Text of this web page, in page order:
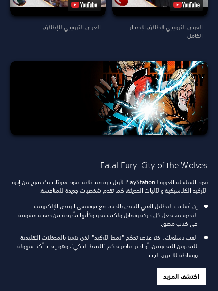
العرض الترويجي للإطلاق
العرض الترويجي لإطلاق الإصدار
الكامل
Fatal Fury: City of the Wolves
تعود السلسلة العزيزة لـ‏PlayStation لأول مرة منذ ثلاثة عقود تقريبًا، حيث تمزج بين إثارة
الآركيد الكلاسيكية والآليات الحديثة، كما تقدم شخصيات جديدة للمنافسة.
إن أسلوب التظليل الفني النابض بالحياة، مع موسيقى الرقص الإلكترونية
التصويرية، يجعل كل حركة وتمايل ولكمة تبدو وكأنها مأخوذة من صفحة مشوقة
في كتاب مصور.
العب بأسلوبك: اختر عناصر تحكم "نمط الآركيد" الذي يتميز بالمدخلات التقليدية
للمحاربين المحترفين، أو اختر عناصر تحكم "النمط الذكي"، وهو إعداد أكثر سهولة
وبساطة للاعبين الجدد.
اكتشف المزيد